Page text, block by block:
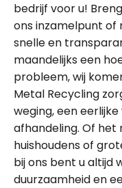
bedrijf voor u!
ons inzamelpunt
snelle en
maandelijks een
probleem, wij
Metal Recycling
weging, een
afhandeling. Of het
huishoudens of
bij ons bent u altijd
duurzaamheid en